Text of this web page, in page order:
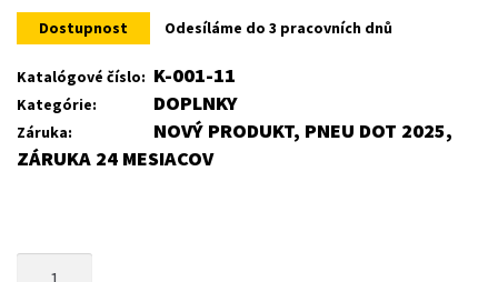
was:
18 €.
is:
10 €.
Dostupnost Odesíláme do 3 pracovních dnů
Katalógové číslo: K-001-11
Kategórie: DOPLNKY
Záruka:
NOVÝ PRODUKT, PNEU DOT 2025,
ZÁRUKA 24 MESIACOV